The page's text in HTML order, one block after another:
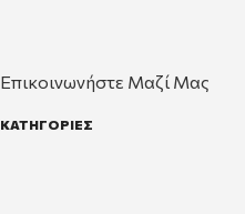
Επικοινωνήστε Μαζί Μας
ΚΑΤΗΓΟΡΙΕΣ